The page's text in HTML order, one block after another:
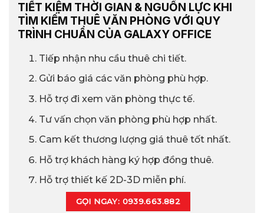
TIẾT KIỆM THỜI GIAN & NGUỒN LỰC KHI
TÌM KIẾM THUÊ VĂN PHÒNG VỚI QUY
TRÌNH CHUẨN CỦA GALAXY OFFICE
Tiếp nhận nhu cầu thuê chi tiết.
Gửi báo giá các văn phòng phù hợp.
Hỗ trợ đi xem văn phòng thực tế.
Tư vấn chọn văn phòng phù hợp nhất.
Cam kết thương lượng giá thuê tốt nhất.
Hỗ trợ khách hàng ký hợp đồng thuê.
Hỗ trợ thiết kế 2D-3D miễn phí.
GỌI NGAY: 0939.663.882